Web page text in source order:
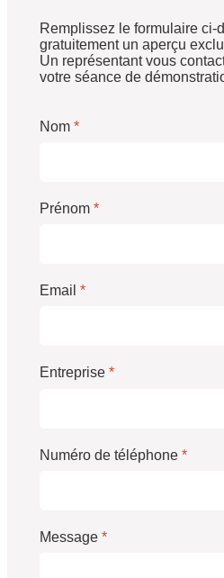
Remplissez le formulaire ci-
gratuitement un aperçu
Un représentant vous
votre séance de
Nom *
Prénom *
Email *
Entreprise *
Numéro de téléphone *
Message *